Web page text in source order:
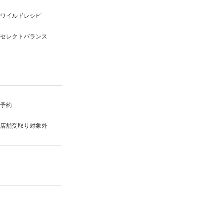
ワイルドレシピ
セレクトバランス
予約
店舗受取り対象外